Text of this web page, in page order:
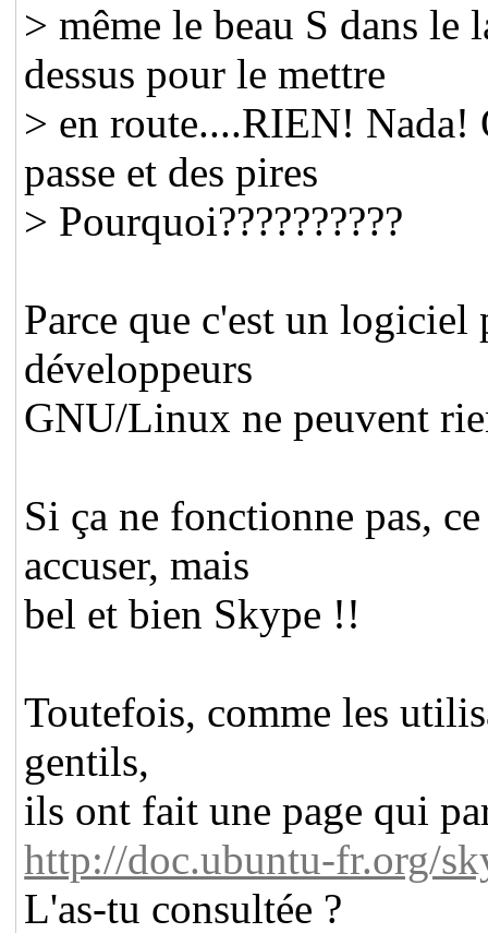
> même le beau S dans le
dessus pour le mettre
> en route....RIEN! Nada!
passe et des pires
> Pourquoi??????????
Parce que c'est un
développeurs
GNU/Linux ne peuvent
Si ça ne fonctionne pas,
accuser, mais
bel et bien Skype !!
Toutefois, comme les
gentils,
ils ont fait une page qui
http://doc.ubuntu-fr.org/
L'as-tu consultée ?